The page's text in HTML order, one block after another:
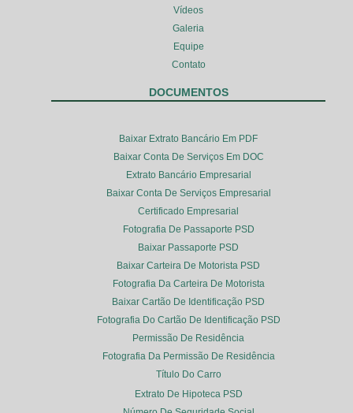
Vídeos
Galeria
Equipe
Contato
DOCUMENTOS
Baixar Extrato Bancário Em PDF
Baixar Conta De Serviços Em DOC
Extrato Bancário Empresarial
Baixar Conta De Serviços Empresarial
Certificado Empresarial
Fotografia De Passaporte PSD
Baixar Passaporte PSD
Baixar Carteira De Motorista PSD
Fotografia Da Carteira De Motorista
Baixar Cartão De Identificação PSD
Fotografia Do Cartão De Identificação PSD
Permissão De Residência
Fotografia Da Permissão De Residência
Título Do Carro
Extrato De Hipoteca PSD